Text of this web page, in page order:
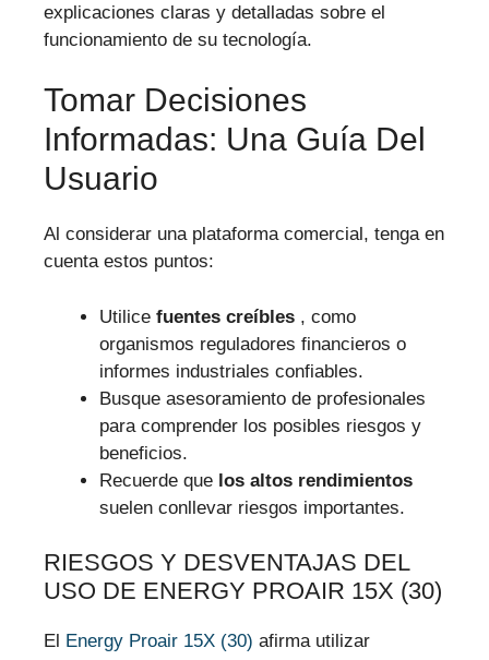
explicaciones claras y detalladas sobre el
funcionamiento de su tecnología.
Tomar Decisiones
Informadas: Una Guía Del
Usuario
Al considerar una plataforma comercial, tenga en
cuenta estos puntos:
Utilice fuentes creíbles , como
organismos reguladores financieros o
informes industriales confiables.
Busque asesoramiento de profesionales
para comprender los posibles riesgos y
beneficios.
Recuerde que los altos rendimientos
suelen conllevar riesgos importantes.
RIESGOS Y DESVENTAJAS DEL
USO DE ENERGY PROAIR 15X (30)
El Energy Proair 15X (30) afirma utilizar